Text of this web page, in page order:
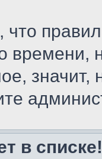
значит,
в списке!